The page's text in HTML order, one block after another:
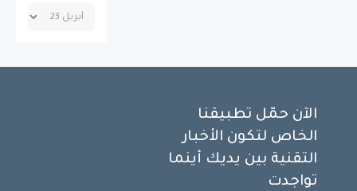
الآن حمّل تطبيقنا
الخاص لتكون الأخبار
التقنية بين يديك أينما
تواجدت